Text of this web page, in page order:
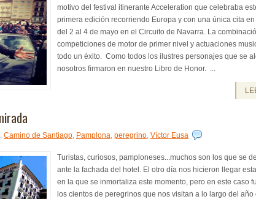
motivo del festival itinerante Acceleration que celebraba
primera edición recorriendo Europa y con una única cita
del 2 al 4 de mayo en el Circuito de Navarra. La
competiciones de motor de primer nivel y actuaciones
todo un éxito. Como todos los ilustres personajes que se
nosotros firmaron en nuestro Libro de Honor. ...
, Camino de Santiago, Pamplona, peregrino, Víctor Eusa
Turistas, curiosos, pamploneses...muchos son los que se
ante la fachada del hotel. El otro día nos hicieron llegar
en la que se inmortaliza este momento, pero en este caso
los cientos de peregrinos que nos visitan a lo largo del año